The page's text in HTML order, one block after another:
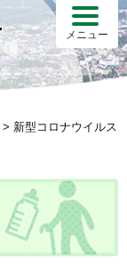
メニュー
> 新型コロナウイルス